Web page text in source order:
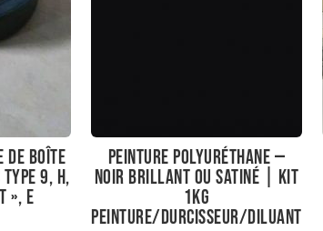
de boîte
9, H,
», E
Peinture polyuréthane —
Noir brillant ou satiné | Kit
1kg
peinture/durcisseur/diluant